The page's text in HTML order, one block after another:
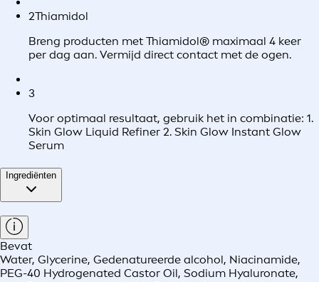
2Thiamidol
Breng producten met Thiamidol® maximaal 4 keer
per dag aan. Vermijd direct contact met de ogen.
3
Voor optimaal resultaat, gebruik het in combinatie: 1.
Skin Glow Liquid Refiner 2. Skin Glow Instant Glow
Serum
Ingrediënten
Bevat
Water, Glycerine, Gedenatureerde alcohol, Niacinamide,
PEG-40 Hydrogenated Castor Oil, Sodium Hyaluronate,